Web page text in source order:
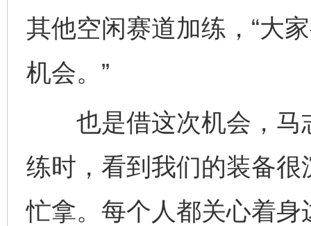
其他空闲赛道加练，“大
机会。”
也是借这次机会，马志
练时，看到我们的装备
忙拿。每个人都关心着